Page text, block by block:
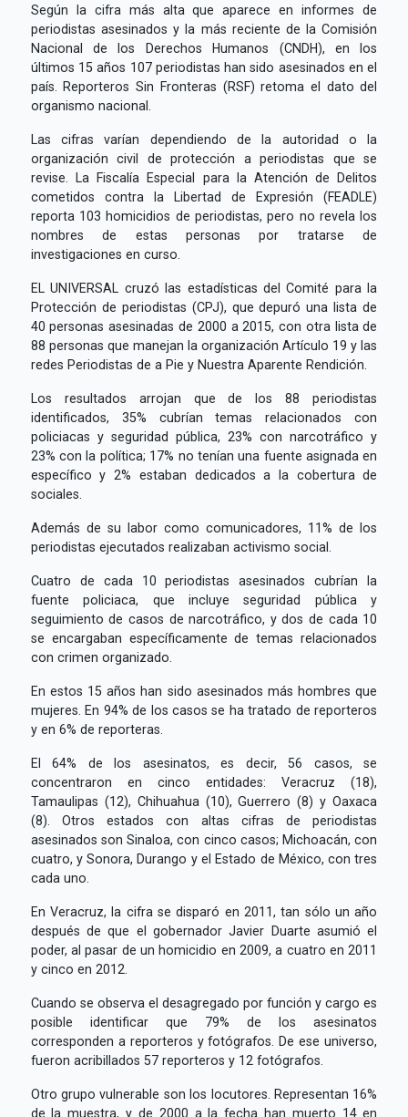
Según la cifra más alta que aparece en informes de
periodistas asesinados y la más reciente de la Comisión
Nacional de los Derechos Humanos (CNDH), en los
últimos 15 años 107 periodistas han sido asesinados en el
país. Reporteros Sin Fronteras (RSF) retoma el dato del
organismo nacional.
Las cifras varían dependiendo de la autoridad o la
organización civil de protección a periodistas que se
revise. La Fiscalía Especial para la Atención de Delitos
cometidos contra la Libertad de Expresión (FEADLE)
reporta 103 homicidios de periodistas, pero no revela los
nombres de estas personas por tratarse de
investigaciones en curso.
EL UNIVERSAL cruzó las estadísticas del Comité para la
Protección de periodistas (CPJ), que depuró una lista de
40 personas asesinadas de 2000 a 2015, con otra lista de
88 personas que manejan la organización Artículo 19 y las
redes Periodistas de a Pie y Nuestra Aparente Rendición.
Los resultados arrojan que de los 88 periodistas
identificados, 35% cubrían temas relacionados con
policiacas y seguridad pública, 23% con narcotráfico y
23% con la política; 17% no tenían una fuente asignada en
específico y 2% estaban dedicados a la cobertura de
sociales.
Además de su labor como comunicadores, 11% de los
periodistas ejecutados realizaban activismo social.
Cuatro de cada 10 periodistas asesinados cubrían la
fuente policiaca, que incluye seguridad pública y
seguimiento de casos de narcotráfico, y dos de cada 10
se encargaban específicamente de temas relacionados
con crimen organizado.
En estos 15 años han sido asesinados más hombres que
mujeres. En 94% de los casos se ha tratado de reporteros
y en 6% de reporteras.
El 64% de los asesinatos, es decir, 56 casos, se
concentraron en cinco entidades: Veracruz (18),
Tamaulipas (12), Chihuahua (10), Guerrero (8) y Oaxaca
(8). Otros estados con altas cifras de periodistas
asesinados son Sinaloa, con cinco casos; Michoacán, con
cuatro, y Sonora, Durango y el Estado de México, con tres
cada uno.
En Veracruz, la cifra se disparó en 2011, tan sólo un año
después de que el gobernador Javier Duarte asumió el
poder, al pasar de un homicidio en 2009, a cuatro en 2011
y cinco en 2012.
Cuando se observa el desagregado por función y cargo es
posible identificar que 79% de los asesinatos
corresponden a reporteros y fotógrafos. De ese universo,
fueron acribillados 57 reporteros y 12 fotógrafos.
Otro grupo vulnerable son los locutores. Representan 16%
de la muestra, y de 2000 a la fecha han muerto 14 en